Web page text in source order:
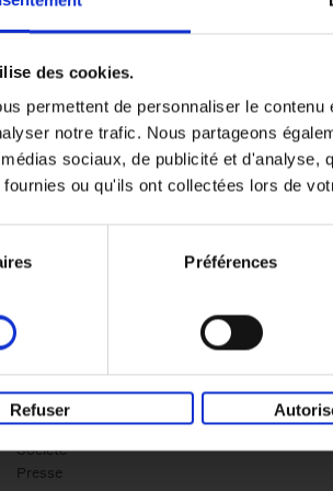
des cookies.
permettent de personnaliser le
notre trafic. Nous partageons
sociaux, de publicité et
ou qu'ils ont collectées lors de
Préférences
Refuser
Clo
Business
Ventes
Société
Presse
Société
Qui sommes-nous?